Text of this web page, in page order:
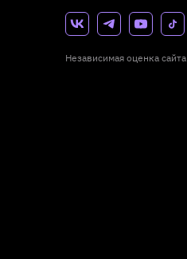
Независимая оценка сайта